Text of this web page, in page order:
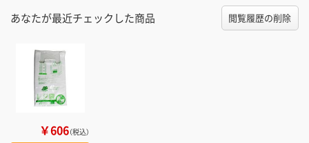
あなたが最近チェックした商品 閲覧履歴の削除
￥606（税込）